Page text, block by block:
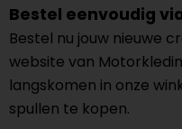
Bestel eenvoudig
Bestel nu jouw nieuwe
website van
langskomen in onze
spullen te kopen.